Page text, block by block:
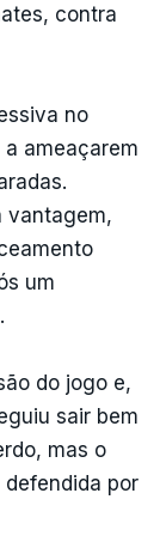
contra
no
ameaçarem
vantagem,
um
do jogo e,
sair bem
mas o
por